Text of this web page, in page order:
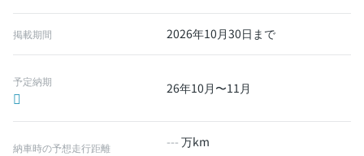
掲載期間 2026年10月30日まで
予定納期 26年10月〜11月
納車時の予想走行距離 --- 万km